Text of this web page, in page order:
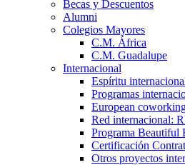
Becas y Descuentos
Alumni
Colegios Mayores
C.M. África
C.M. Guadalupe
Internacional
Espíritu
Programas
European
Red internacional:
Programa Beautiful
Certificación
Otros proyectos